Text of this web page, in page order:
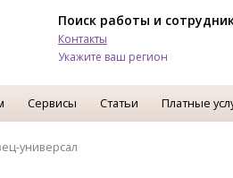
Поиск работы и
Контакты
Укажите ваш регион
Сервисы Статьи Платные
универсал